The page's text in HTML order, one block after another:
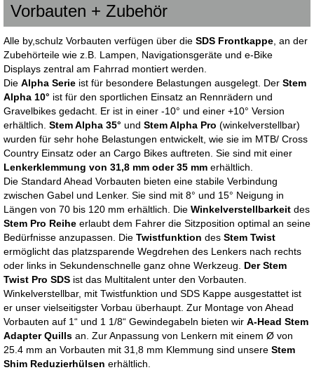
Vorbauten + Zubehör
Alle by,schulz Vorbauten verfügen über die SDS Frontkappe , an der
Zubehörteile wie z.B. Lampen, Navigationsgeräte und e-Bike
Displays zentral am Fahrrad montiert werden.
Die Alpha Serie ist für besondere Belastungen ausgelegt. Der Stem
Alpha 10° ist für den sportlichen Einsatz an Rennrädern und
Gravelbikes gedacht. Er ist in einer -10° und einer +10° Version
erhältlich. Stem Alpha 35° und Stem Alpha Pro (winkelverstellbar)
wurden für sehr hohe Belastungen entwickelt, wie sie im MTB/ Cross
Country Einsatz oder an Cargo Bikes auftreten. Sie sind mit einer
Lenkerklemmung von 31,8 mm oder 35 mm erhältlich.
Die Standard Ahead Vorbauten bieten eine stabile Verbindung
zwischen Gabel und Lenker. Sie sind mit 8° und 15° Neigung in
Längen von 70 bis 120 mm erhältlich. Die Winkelverstellbarkeit des
Stem Pro Reihe erlaubt dem Fahrer die Sitzposition optimal an seine
Bedürfnisse anzupassen. Die Twistfunktion des Stem Twist
ermöglicht das platzsparende Wegdrehen des Lenkers nach rechts
oder links in Sekundenschnelle ganz ohne Werkzeug.
Der Stem
Twist Pro SDS ist das Multitalent unter den Vorbauten.
Winkelverstellbar, mit Twistfunktion und SDS Kappe ausgestattet ist
er unser vielseitigster Vorbau überhaupt. Zur Montage von Ahead
Vorbauten auf 1“ und 1 1/8“ Gewindegabeln bieten wir A-Head Stem
Adapter Quills an. Zur Anpassung von Lenkern mit einem Ø von
25.4 mm an Vorbauten mit 31,8 mm Klemmung sind unsere Stem
Shim Reduzierhülsen erhältlich.